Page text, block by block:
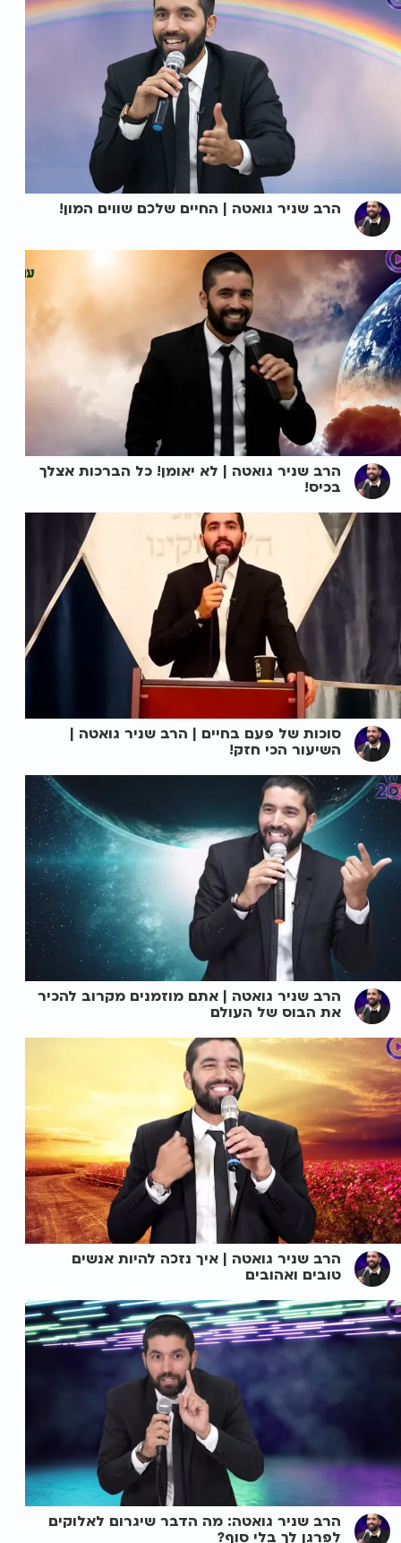
הרב שניר גואטה | החיים שלכם שווים המון!
הרב שניר גואטה | לא יאומן! כל הברכות אצלך
בכיס!
סוכות של פעם בחיים | הרב שניר גואטה |
השיעור הכי חזק!
הרב שניר גואטה | אתם מוזמנים מקרוב להכיר
את הבוס של העולם
הרב שניר גואטה | איך נזכה להיות אנשים
טובים ואהובים
הרב שניר גואטה: מה הדבר שיגרום לאלוקים
לפרגן לך בלי סוף?